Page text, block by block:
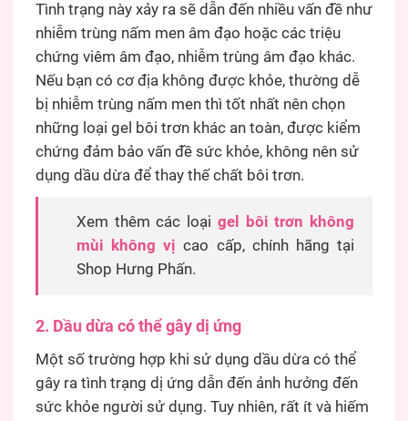
Tình trạng này xảy ra sẽ dẫn đến nhiều vấn đề như
nhiễm trùng nấm men âm đạo hoặc các triệu
chứng viêm âm đạo, nhiễm trùng âm đạo khác.
Nếu bạn có cơ địa không được khỏe, thường dễ
bị nhiễm trùng nấm men thì tốt nhất nên chọn
những loại gel bôi trơn khác an toàn, được kiểm
chứng đảm bảo vấn đề sức khỏe, không nên sử
dụng dầu dừa để thay thế chất bôi trơn.
Xem thêm các loại gel bôi trơn không
mùi không vị cao cấp, chính hãng tại
Shop Hưng Phấn.
2. Dầu dừa có thể gây dị ứng
Một số trường hợp khi sử dụng dầu dừa có thể
gây ra tình trạng dị ứng dẫn đến ảnh hưởng đến
sức khỏe người sử dụng. Tuy nhiên, rất ít và hiếm